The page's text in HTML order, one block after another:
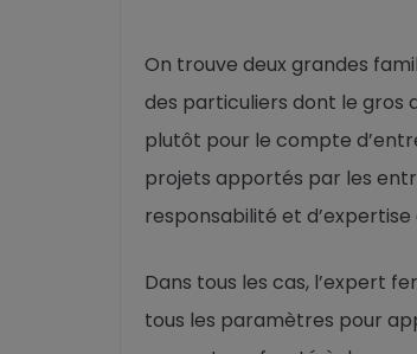
On trouve deux grandes
des particuliers dont le gros
plutôt pour le compte
projets apportés par les
responsabilité et
Dans tous les cas, l’expert
tous les paramètres pour